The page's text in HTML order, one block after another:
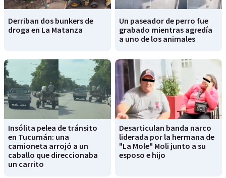
Derriban dos bunkers de
droga en La Matanza
Un paseador de perro fue
grabado mientras agredía
a uno de los animales
Insólita pelea de tránsito
en Tucumán: una
camioneta arrojó a un
caballo que direccionaba
un carrito
Desarticulan banda narco
liderada por la hermana de
"La Mole" Moli junto a su
esposo e hijo